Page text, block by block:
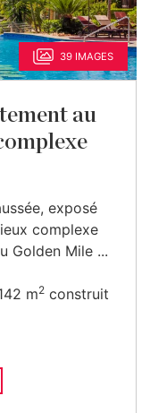
39 IMAGES
au
exposé
complexe
Golden Mile ...
m2 construit